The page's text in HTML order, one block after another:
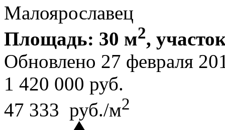
Малоярославец
Площадь: 30 м2,
Обновлено 27 февраля
1 420 000 руб.
47 333 руб./м2